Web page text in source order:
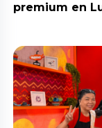
premium en